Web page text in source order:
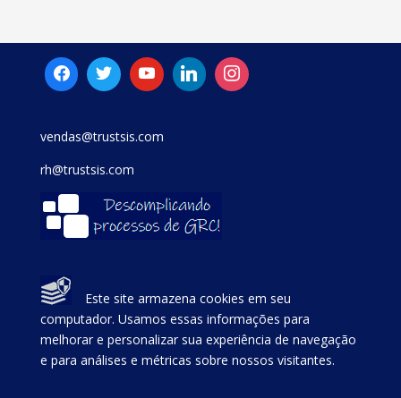
vendas@trustsis.com
rh@trustsis.com
Este site armazena cookies em seu
computador. Usamos essas informações para
melhorar e personalizar sua experiência de navegação
e para análises e métricas sobre nossos visitantes.